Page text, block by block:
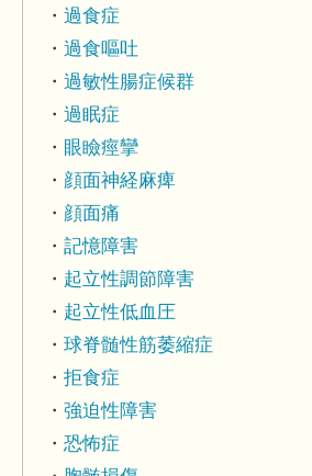
過食症
過食嘔吐
過敏性腸症候群
過眠症
眼瞼痙攣
顔面神経麻痺
顔面痛
記憶障害
起立性調節障害
起立性低血圧
球脊髄性筋萎縮症
拒食症
強迫性障害
恐怖症